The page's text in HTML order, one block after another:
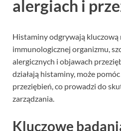
alergiach i
Histaminy odgrywają
immunologicznej organizmu,
alergicznych i objawach
działają histaminy, może
przeziębień, co prowadzi do
zarządzania.
Kluczowe